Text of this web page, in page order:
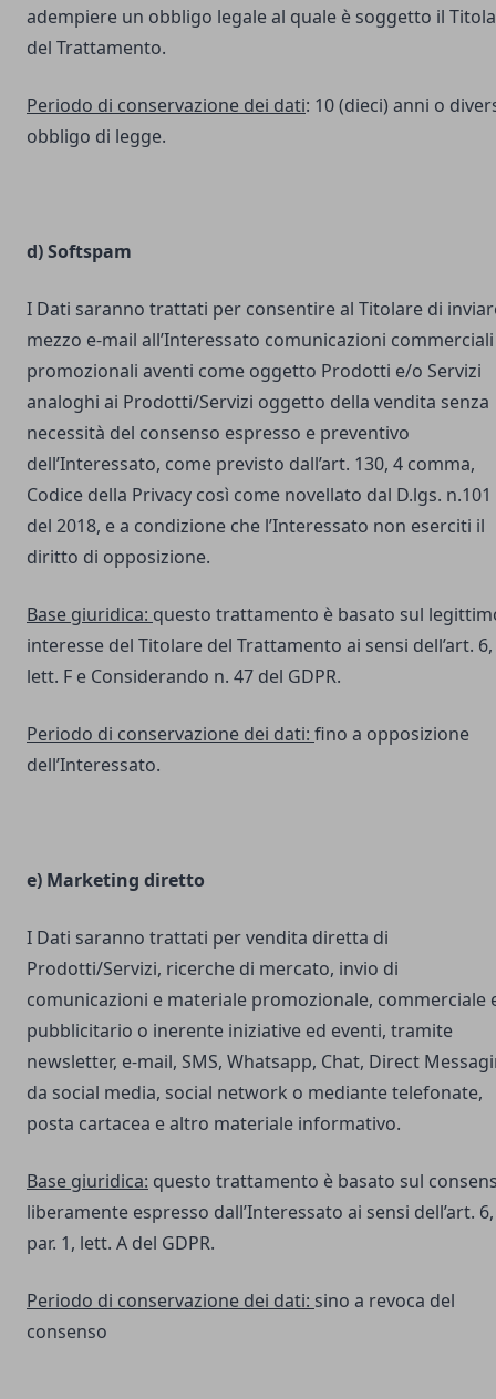
adempiere un obbligo legale al quale è soggetto il
del Trattamento.
Periodo di conservazione dei dati: 10 (dieci) anni o
obbligo di legge.
d) Softspam
I Dati saranno trattati per consentire al Titolare di
mezzo e-mail all’Interessato comunicazioni
promozionali aventi come oggetto Prodotti e/o Servizi
analoghi ai Prodotti/Servizi oggetto della vendita senza
necessità del consenso espresso e preventivo
dell’Interessato, come previsto dall’art. 130, 4 comma,
Codice della Privacy così come novellato dal D.lgs. n.101
del 2018, e a condizione che l’Interessato non eserciti il
diritto di opposizione.
Base giuridica: questo trattamento è basato sul
interesse del Titolare del Trattamento ai sensi dell’art. 6,
lett. F e Considerando n. 47 del GDPR.
Periodo di conservazione dei dati: fino a opposizione
dell’Interessato.
e) Marketing diretto
I Dati saranno trattati per vendita diretta di
Prodotti/Servizi, ricerche di mercato, invio di
comunicazioni e materiale promozionale, commerciale
pubblicitario o inerente iniziative ed eventi, tramite
newsletter, e-mail, SMS, Whatsapp, Chat, Direct
da social media, social network o mediante telefonate,
posta cartacea e altro materiale informativo.
Base giuridica: questo trattamento è basato sul
liberamente espresso dall’Interessato ai sensi dell’art. 6,
par. 1, lett. A del GDPR.
Periodo di conservazione dei dati: sino a revoca del
consenso